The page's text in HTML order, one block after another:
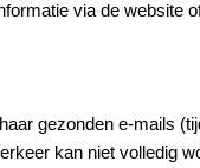
via de website
gezonden e-mails
kan niet volledig